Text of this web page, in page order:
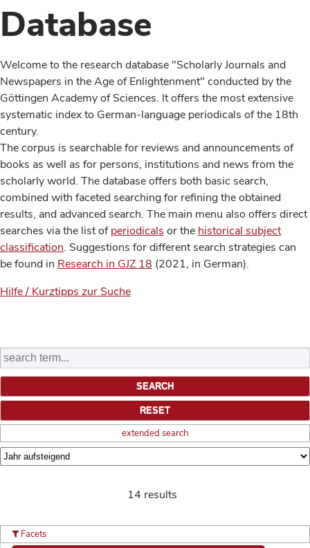
Database
Welcome to the research database "Scholarly Journals and
Newspapers in the Age of Enlightenment" conducted by the
Göttingen Academy of Sciences. It offers the most extensive
systematic index to German-language periodicals of the 18th
century.
The corpus is searchable for reviews and announcements of
books as well as for persons, institutions and news from the
scholarly world. The database offers both basic search,
combined with faceted searching for refining the obtained
results, and advanced search. The main menu also offers direct
searches via the list ofperiodicals or the historical subject
classification. Suggestions for different search strategies can
be found in Research in GJZ 18 (2021, in German).
Hilfe / Kurztipps zur Suche
extended search
14 results
Facets